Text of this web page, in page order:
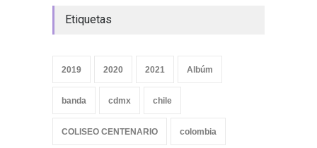
Etiquetas
2019 2020 2021 Albúm
banda cdmx chile
COLISEO CENTENARIO colombia